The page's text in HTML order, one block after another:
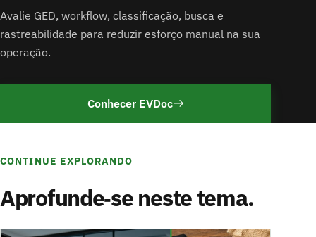
Avalie GED, workflow, classificação, busca e
rastreabilidade para reduzir esforço manual na sua
operação.
Conhecer EVDoc
CONTINUE EXPLORANDO
Aprofunde‑se neste tema.